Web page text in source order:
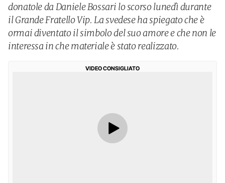
donatole da Daniele Bossari lo scorso lunedì durante
il Grande Fratello Vip. La svedese ha spiegato che è
ormai diventato il simbolo del suo amore e che non le
interessa in che materiale è stato realizzato.
VIDEO CONSIGLIATO